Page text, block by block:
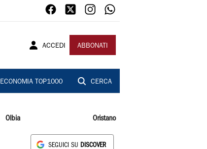
ACCEDI ABBONATI
ECONOMIA TOP1000 CERCA
Olbia Oristano
SEGUICI SU DISCOVER